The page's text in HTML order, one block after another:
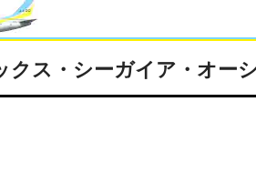
クス・シーガイア・オー